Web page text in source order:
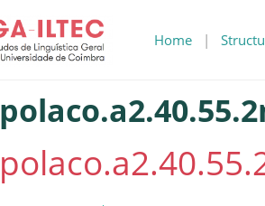
Home |